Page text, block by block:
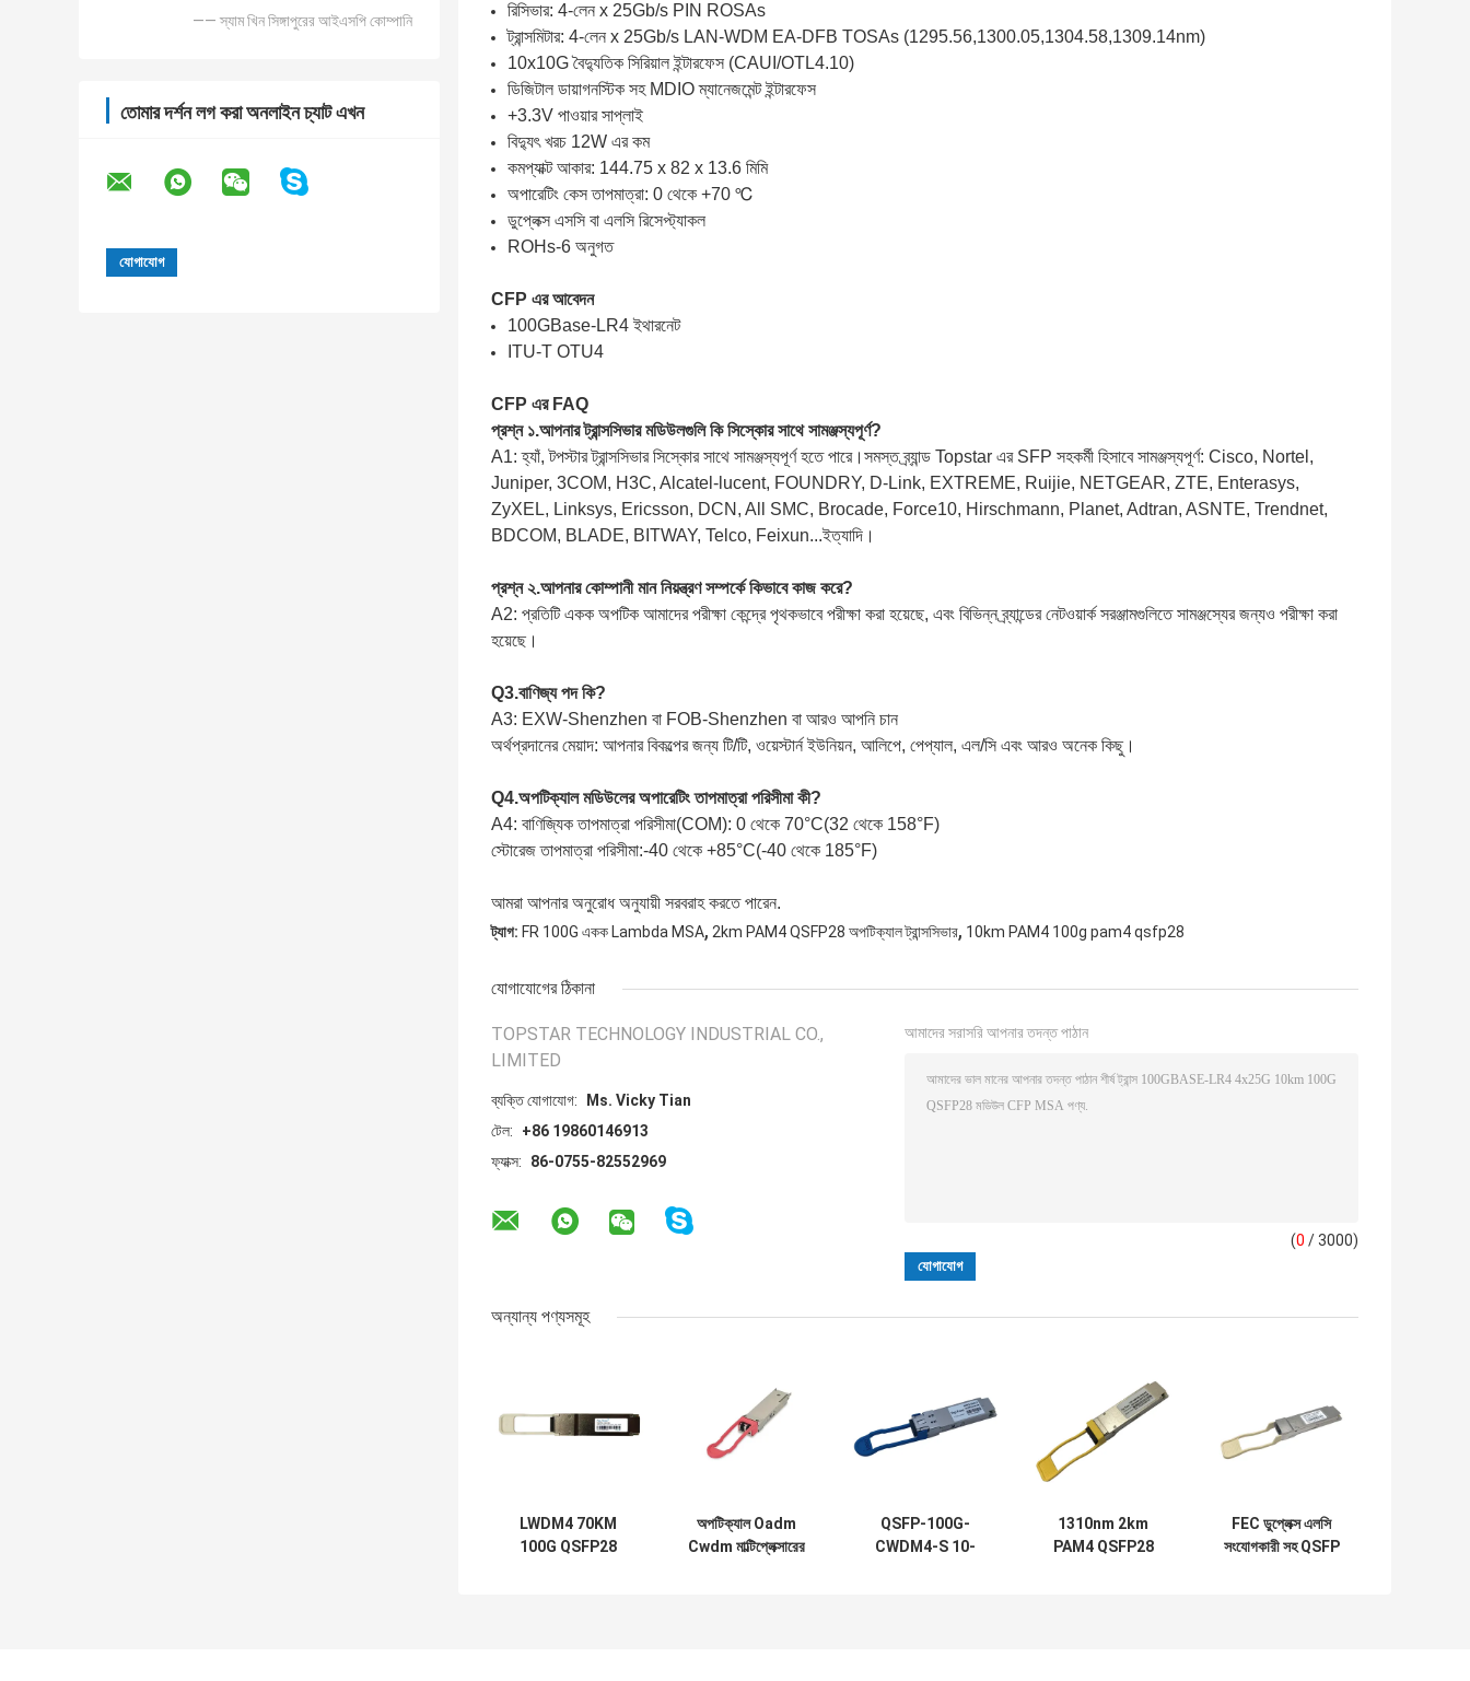
—— স্যাম খিন সিঙ্গাপুরের আইএসপি কোম্পানি
তোমার দর্শন লগ করা অনলাইন চ্যাট এখন
রিসিভার: 4-লেন x 25Gb/s PIN ROSAs
ট্রান্সমিটার: 4-লেন x 25Gb/s LAN-WDM EA-DFB TOSAs (1295.56,1300.05,1304.58,1309.14nm)
10x10G বৈদ্যুতিক সিরিয়াল ইন্টারফেস (CAUI/OTL4.10)
ডিজিটাল ডায়াগনস্টিক সহ MDIO ম্যানেজমেন্ট ইন্টারফেস
+3.3V পাওয়ার সাপ্লাই
বিদ্যুৎ খরচ 12W এর কম
কমপ্যাক্ট আকার: 144.75 x 82 x 13.6 মিমি
অপারেটিং কেস তাপমাত্রা: 0 থেকে +70 ℃
ডুপ্লেক্স এসসি বা এলসি রিসেপ্ট্যাকল
ROHs-6 অনুগত
CFP এর আবেদন
100GBase-LR4 ইথারনেট
ITU-T OTU4
CFP এর FAQ
প্রশ্ন ১.আপনার ট্রান্সসিভার মডিউলগুলি কি সিস্কোর সাথে সামঞ্জস্যপূর্ণ?
A1: হ্যাঁ, টপস্টার ট্রান্সসিভার সিস্কোর সাথে সামঞ্জস্যপূর্ণ হতে পারে।সমস্ত ব্র্যান্ড Topstar এর SFP সহকর্মী হিসাবে সামঞ্জস্যপূর্ণ: Cisco, Nortel,
Juniper, 3COM, H3C, Alcatel-lucent, FOUNDRY, D-Link, EXTREME, Ruijie, NETGEAR, ZTE, Enterasys,
ZyXEL, Linksys, Ericsson, DCN, All SMC, Brocade, Force10, Hirschmann, Planet, Adtran, ASNTE, Trendnet,
BDCOM, BLADE, BITWAY, Telco, Feixun...ইত্যাদি।
প্রশ্ন ২.আপনার কোম্পানী মান নিয়ন্ত্রণ সম্পর্কে কিভাবে কাজ করে?
A2: প্রতিটি একক অপটিক আমাদের পরীক্ষা কেন্দ্রে পৃথকভাবে পরীক্ষা করা হয়েছে, এবং বিভিন্ন ব্র্যান্ডের নেটওয়ার্ক সরঞ্জামগুলিতে সামঞ্জস্যের জন্যও পরীক্ষা করা
হয়েছে।
Q3.বাণিজ্য পদ কি?
A3: EXW-Shenzhen বা FOB-Shenzhen বা আরও আপনি চান
অর্থপ্রদানের মেয়াদ: আপনার বিকল্পের জন্য টি/টি, ওয়েস্টার্ন ইউনিয়ন, আলিপে, পেপ্যাল, এল/সি এবং আরও অনেক কিছু।
Q4.অপটিক্যাল মডিউলের অপারেটিং তাপমাত্রা পরিসীমা কী?
A4: বাণিজ্যিক তাপমাত্রা পরিসীমা(COM): 0 থেকে 70°C(32 থেকে 158°F)
স্টোরেজ তাপমাত্রা পরিসীমা:-40 থেকে +85°C(-40 থেকে 185°F)
আমরা আপনার অনুরোধ অনুযায়ী সরবরাহ করতে পারেন.
ট্যাগ: FR 100G একক Lambda MSA, 2km PAM4 QSFP28 অপটিক্যাল ট্রান্সসিভার, 10km PAM4 100g pam4 qsfp28
যোগাযোগের ঠিকানা
TOPSTAR TECHNOLOGY INDUSTRIAL CO.,
LIMITED
ব্যক্তি যোগাযোগ:
Ms. Vicky Tian
টেল:
+86 19860146913
ফ্যাক্স:
86-0755-82552969
আমাদের সরাসরি আপনার তদন্ত পাঠান
(0 / 3000)
অন্যান্য পণ্যসমূহ
LWDM4 70KM
100G QSFP28
অপটিক্যাল Oadm
Cwdm মাল্টিপ্লেক্সারের
QSFP-100G-
CWDM4-S 10-
1310nm 2km
PAM4 QSFP28
FEC ডুপ্লেক্স এলসি
সংযোগকারী সহ QSFP